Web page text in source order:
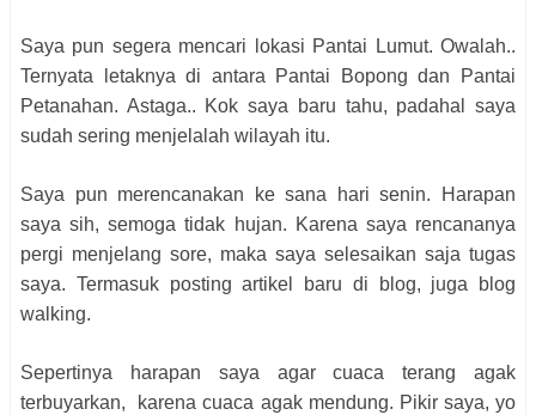
Saya pun segera mencari lokasi Pantai Lumut. Owalah..
Ternyata letaknya di antara Pantai Bopong dan Pantai
Petanahan. Astaga.. Kok saya baru tahu, padahal saya
sudah sering menjelalah wilayah itu.
Saya pun merencanakan ke sana hari senin. Harapan
saya sih, semoga tidak hujan. Karena saya rencananya
pergi menjelang sore, maka saya selesaikan saja tugas
saya. Termasuk posting artikel baru di blog, juga blog
walking.
Sepertinya harapan saya agar cuaca terang agak
terbuyarkan, karena cuaca agak mendung. Pikir saya, yo